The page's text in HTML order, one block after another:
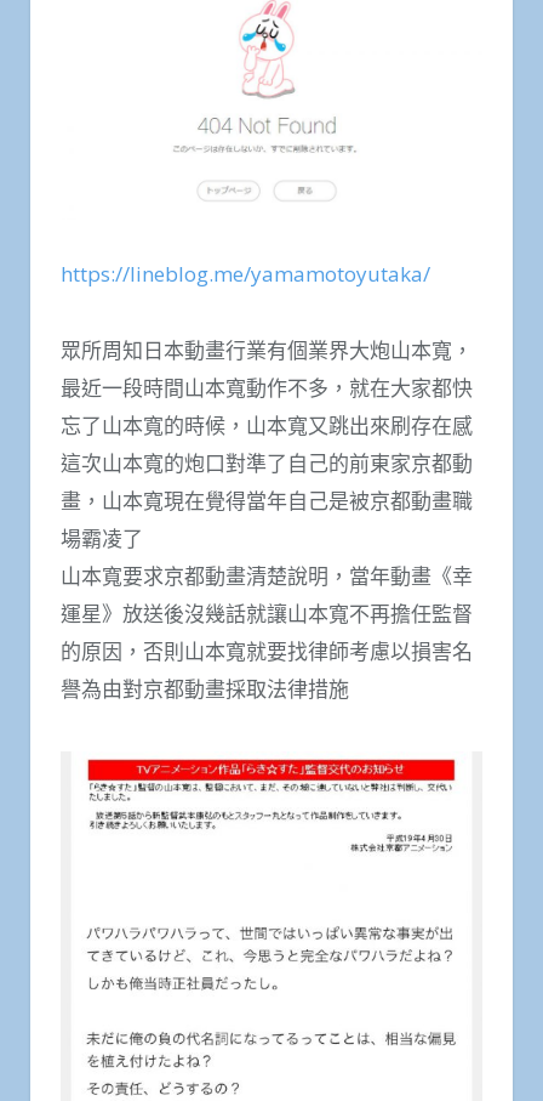
https://lineblog.me/yamamotoyutaka/
眾所周知日本動畫行業有個業界大炮山本寬，
最近一段時間山本寬動作不多，就在大家都快
忘了山本寬的時候，山本寬又跳出來刷存在感
這次山本寬的炮口對準了自己的前東家京都動
畫，山本寬現在覺得當年自己是被京都動畫職
場霸凌了
山本寬要求京都動畫清楚說明，當年動畫《幸
運星》放送後沒幾話就讓山本寬不再擔任監督
的原因，否則山本寬就要找律師考慮以損害名
譽為由對京都動畫採取法律措施